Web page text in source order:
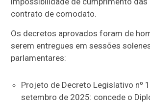
contrato de comodato.
Os decretos aprovados foram de
serem entregues em sessões
parlamentares:
Projeto de Decreto Legislativo nº
setembro de 2025: concede o